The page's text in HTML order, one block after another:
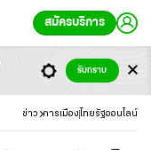
สมัครบริการ
ข่าว การเมือง ไทยรัฐออนไลน์
รับทราบ